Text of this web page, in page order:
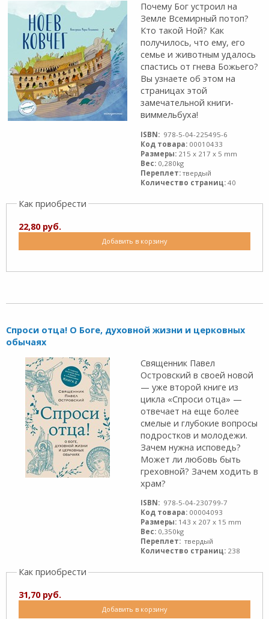
Почему Бог устроил на
Земле Всемирный потоп?
Кто такой Ной? Как
получилось, что ему, его
семье и животным удалось
спастись от гнева Божьего?
Вы узнаете об этом на
страницах этой
замечательной книги-
виммельбуха!
ISBN: 978-5-04-225495-6
Код товара: 00010433
Размеры: 215 x 217 x 5 mm
Вес: 0,280kg
Переплет: твердый
Количество страниц: 40
Как приобрести
22,80 руб.
Добавить в корзину
Спроси отца! О Боге, духовной жизни и церковных
обычаях
Священник Павел
Островский в своей новой
— уже второй книге из
цикла «Спроси отца» —
отвечает на еще более
смелые и глубокие вопросы
подростков и молодежи.
Зачем нужна исповедь?
Может ли любовь быть
греховной? Зачем ходить в
храм?
ISBN: 978-5-04-230799-7
Код товара: 00004093
Размеры: 143 x 207 x 15 mm
Вес: 0,350kg
Переплет: твердый
Количество страниц: 238
Как приобрести
31,70 руб.
Добавить в корзину